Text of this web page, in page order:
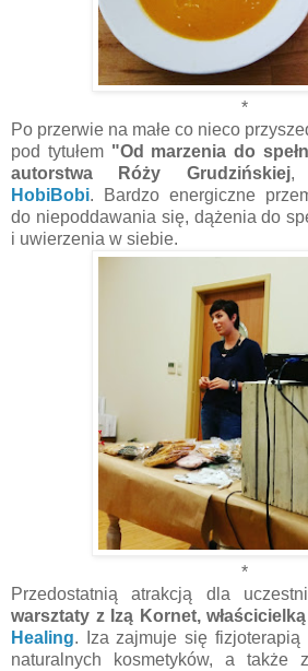
*
Po przerwie na małe co nieco
pod tytułem "Od marzenia do
autorstwa Róży Grudzińskiej,
HobiBobi. Bardzo energiczne
do niepoddawania się, dążenia do
i uwierzenia w siebie.
*
Przedostatnią atrakcją dla
warsztaty z Izą Kornet,
Healing. Iza zajmuje się fizjoterapią
naturalnych kosmetyków, a także